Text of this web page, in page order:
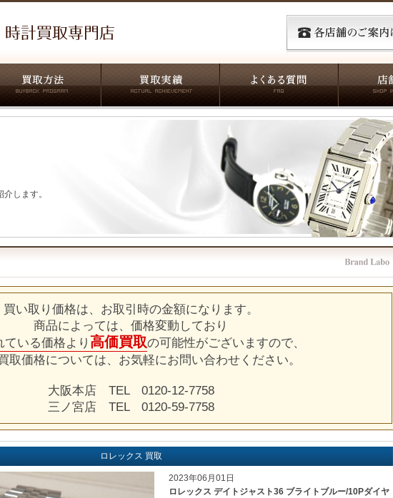
します。
買い取り価格は、お取引時の金額になります。
商品によっては、価格変動しており
ている価格より 高価買取の可能性がございますので、
取価格については、お気軽にお問い合わせください。
大阪本店 TEL 0120-12-7758
三ノ宮店 TEL 0120-59-7758
ロレックス 買取
2023年06月01日
ロレックス デイトジャスト36 ブライトブルー/10Pダイヤ